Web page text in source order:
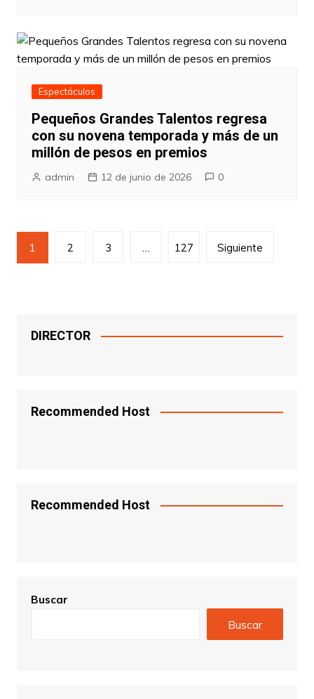
Espectáculos
Pequeños Grandes Talentos regresa
con su novena temporada y más de un
millón de pesos en premios
admin 12 de junio de 2026 0
Paginación
de
1 2 3 … 127 Siguiente
DIRECTOR
Recommended Host
Recommended Host
Buscar
Buscar